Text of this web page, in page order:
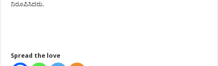
ನಿರೂಪಿಸಿದರು.
Spread the love